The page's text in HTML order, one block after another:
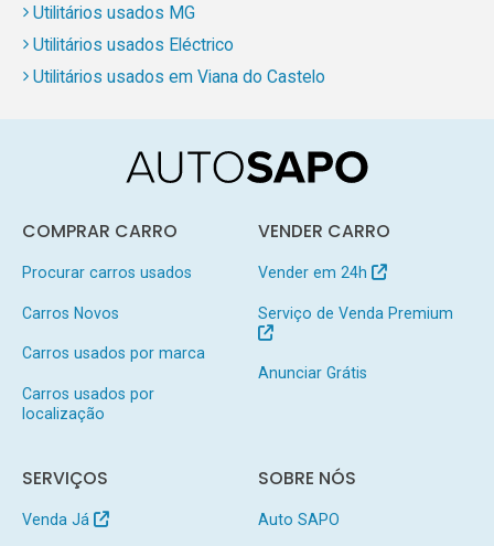
Utilitários usados MG
Utilitários usados Eléctrico
Utilitários usados em Viana do Castelo
COMPRAR CARRO
Procurar carros usados
Carros Novos
Carros usados por marca
Carros usados por
localização
VENDER CARRO
Vender em 24h
Serviço de Venda Premium
Anunciar Grátis
SERVIÇOS
Venda Já
SOBRE NÓS
Auto SAPO